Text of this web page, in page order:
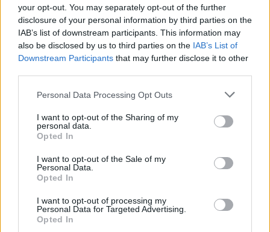
your opt-out. You may separately opt-out of the further
disclosure of your personal information by third parties on the
IAB’s list of downstream participants. This information may
also be disclosed by us to third parties on the IAB’s List of
Downstream Participants that may further disclose it to other
Please note that this website/app uses one or more Google
not limited to your visit or usage behaviour. You may click to
grant or deny consent to Google and its third-party tags to
use your data for below specified purposes in below Google
consent section.
Personal Data Processing Opt Outs
I want to opt-out of the Sharing of my
personal data.
Opted In
I want to opt-out of the Sale of my
Personal Data.
Opted In
I want to opt-out of processing my
Personal Data for Targeted Advertising.
Opted In